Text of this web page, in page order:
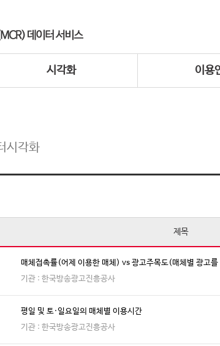
시각화 이용
시각화
제목
매체접촉률(어제 이용한 매체) vs 광고주목도(매체별 광고
기관 : 한국방송광고진흥공사
평일 및 토·일요일의 매체별 이용시간
기관 : 한국방송광고진흥공사